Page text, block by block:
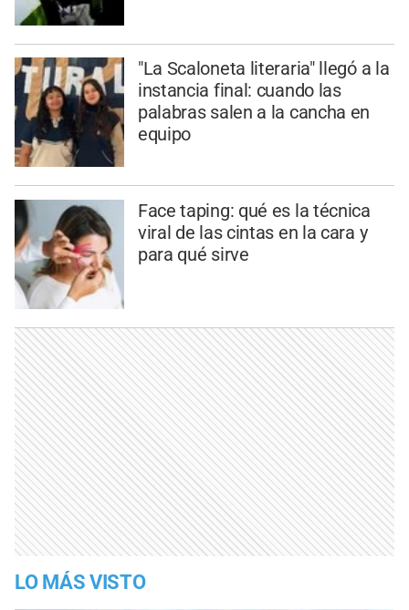
"La Scaloneta literaria" llegó a la
instancia final: cuando las
palabras salen a la cancha en
equipo
Face taping: qué es la técnica
viral de las cintas en la cara y
para qué sirve
LO MÁS VISTO